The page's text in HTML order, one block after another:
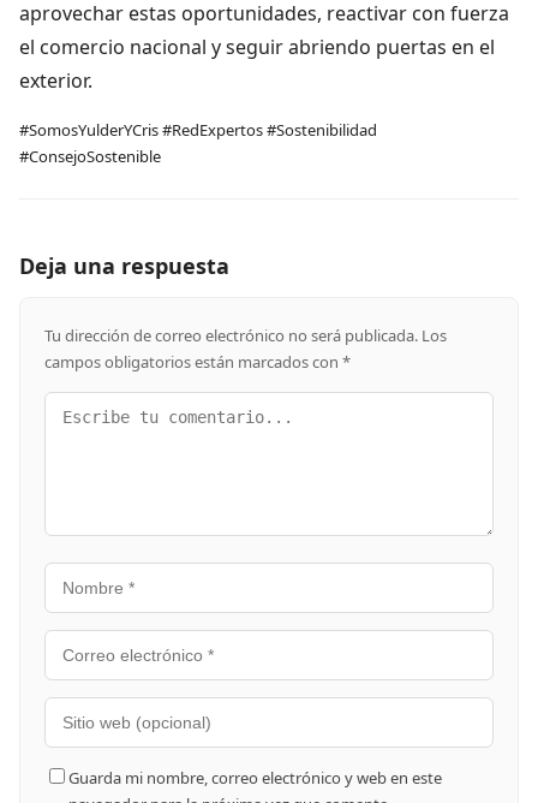
aprovechar estas oportunidades, reactivar con fuerza
el comercio nacional y seguir abriendo puertas en el
exterior.
#SomosYulderYCris #RedExpertos #Sostenibilidad
#ConsejoSostenible
Deja una respuesta
Tu dirección de correo electrónico no será publicada. Los
campos obligatorios están marcados con *
Guarda mi nombre, correo electrónico y web en este